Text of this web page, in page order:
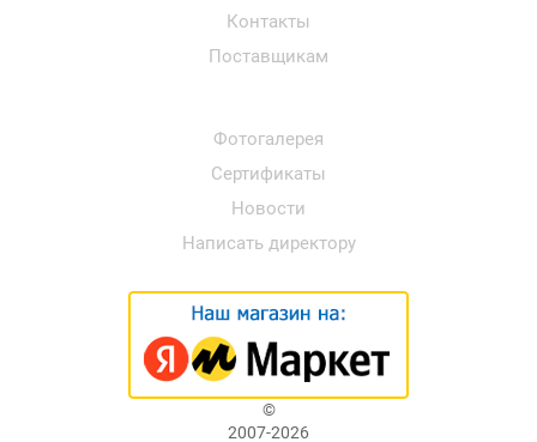
Контакты
Поставщикам
Фотогалерея
Сертификаты
Новости
Написать директору
©
2007-2026